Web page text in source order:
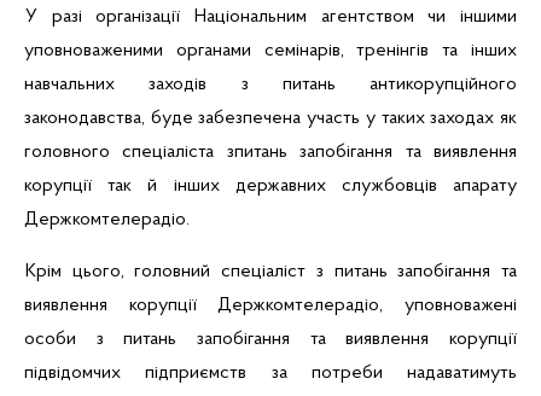
У разі організації Національним агентством чи іншими
уповноваженими органами семінарів, тренінгів та інших
навчальних заходів з питань антикорупційного
законодавства, буде забезпечена участь у таких заходах як
головного спеціаліста зпитань запобігання та виявлення
корупції так й інших державних службовців апарату
Держкомтелерадіо.
Крім цього, головний спеціаліст з питань запобігання та
виявлення корупції Держкомтелерадіо, уповноважені
особи з питань запобігання та виявлення корупції
підвідомчих підприємств за потреби надаватимуть